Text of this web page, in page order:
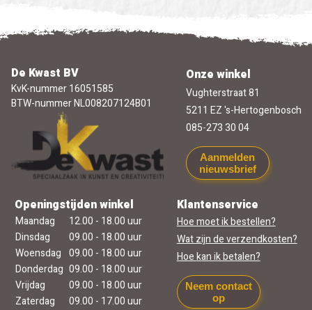
De Kwast BV
KvK-nummer 16051585
BTW-nummer NL008207124B01
Onze winkel
Vughterstraat 81
5211 EZ 's-Hertogenbosch
085-273 30 04
Aanmelden
nieuwsbrief
Openingstijden winkel
Maandag
12.00 - 18.00 uur
Dinsdag
09.00 - 18.00 uur
Woensdag 09.00 - 18.00 uur
Donderdag 09.00 - 18.00 uur
Vrijdag
09.00 - 18.00 uur
Zaterdag
09.00 - 17.00 uur
Klantenservice
Hoe moet ik bestellen?
Wat zijn de verzendkosten?
Hoe kan ik betalen?
Neem contact
op